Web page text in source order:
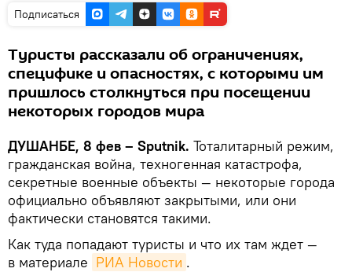
Подписаться
Туристы рассказали об ограничениях,
специфике и опасностях, с которыми им
пришлось столкнуться при посещении
некоторых городов мира
ДУШАНБЕ, 8 фев – Sputnik. Тоталитарный режим,
гражданская война, техногенная катастрофа,
секретные военные объекты — некоторые города
официально объявляют закрытыми, или они
фактически становятся такими.
Как туда попадают туристы и что их там ждет —
в материале РИА Новости .